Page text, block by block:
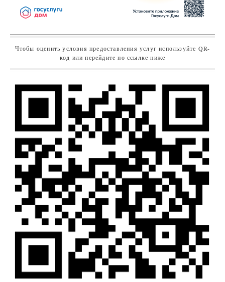
Чтобы оценить условия предоставления услуг используйте QR-
код или перейдите по ссылке ниже